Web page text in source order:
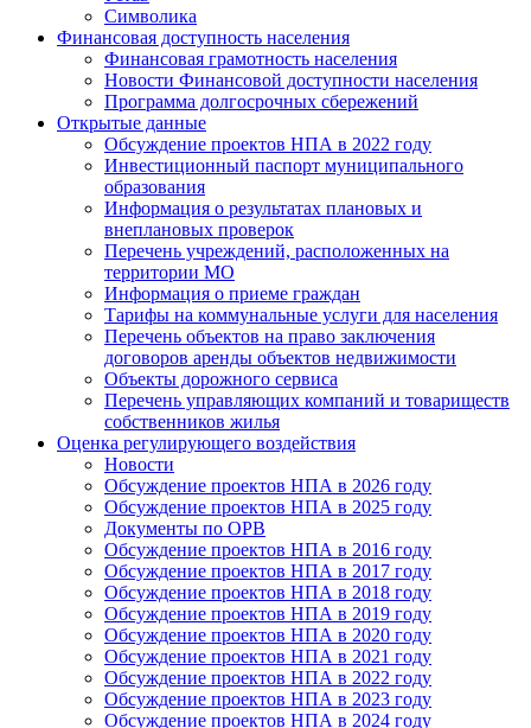
Символика
Финансовая доступность населения
Финансовая грамотность населения
Новости Финансовой доступности населения
Программа долгосрочных сбережений
Открытые данные
Обсуждение проектов НПА в 2022 году
Инвестиционный паспорт муниципального
образования
Информация о результатах плановых и
внеплановых проверок
Перечень учреждений, расположенных на
территории МО
Информация о приеме граждан
Тарифы на коммунальные услуги для населения
Перечень объектов на право заключения
договоров аренды объектов недвижимости
Объекты дорожного сервиса
Перечень управляющих компаний и товариществ
собственников жилья
Оценка регулирующего воздействия
Новости
Обсуждение проектов НПА в 2026 году
Обсуждение проектов НПА в 2025 году
Документы по ОРВ
Обсуждение проектов НПА в 2016 году
Обсуждение проектов НПА в 2017 году
Обсуждение проектов НПА в 2018 году
Обсуждение проектов НПА в 2019 году
Обсуждение проектов НПА в 2020 году
Обсуждение проектов НПА в 2021 году
Обсуждение проектов НПА в 2022 году
Обсуждение проектов НПА в 2023 году
Обсуждение проектов НПА в 2024 году